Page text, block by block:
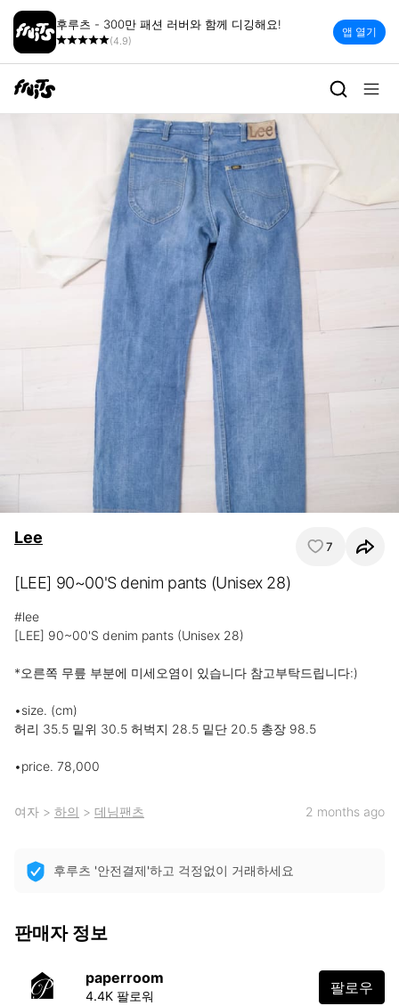
후루츠 - 300만 패션 러버와 함께 디깅해요!
(4.9)
앱 열기
Lee 7
[LEE] 90~00'S denim pants (Unisex 28)
#lee
[LEE] 90~00'S denim pants (Unisex 28)
*오른쪽 무릎 부분에 미세오염이 있습니다 참고부탁드립니다:)
•size. (cm)
허리 35.5 밑위 30.5 허벅지 28.5 밑단 20.5 총장 98.5
•price. 78,000
여자 > 하의 > 데님팬츠 2 months ago
후루츠 '안전결제'하고 걱정없이 거래하세요
판매자 정보
paperroom
4.4K 팔로워 팔로우